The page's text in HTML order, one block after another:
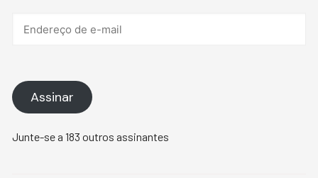
Assinar
Junte-se a 183 outros assinantes